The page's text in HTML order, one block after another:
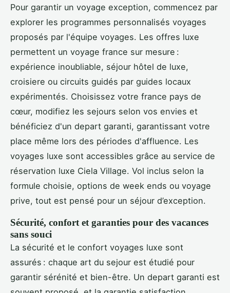
Pour garantir un voyage exception, commencez par
explorer les programmes personnalisés voyages
proposés par l'équipe voyages. Les offres luxe
permettent un voyage france sur mesure :
expérience inoubliable, séjour hôtel de luxe,
croisiere ou circuits guidés par guides locaux
expérimentés. Choisissez votre france pays de
cœur, modifiez les sejours selon vos envies et
bénéficiez d'un depart garanti, garantissant votre
place même lors des périodes d'affluence. Les
voyages luxe sont accessibles grâce au service de
réservation luxe Ciela Village. Vol inclus selon la
formule choisie, options de week ends ou voyage
prive, tout est pensé pour un séjour d’exception.
Sécurité, confort et garanties pour des vacances
sans souci
La sécurité et le confort voyages luxe sont
assurés : chaque art du sejour est étudié pour
garantir sérénité et bien-être. Un depart garanti est